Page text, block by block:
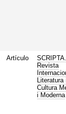
Artículo
SCRIPTA.
Revista
Literatura
Cultura
i Moderna